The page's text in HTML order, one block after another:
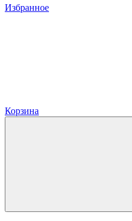
Избранное
Корзина